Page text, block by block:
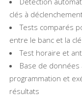
clés à
Tests comparés
entre le banc et la
Test horaire et
Base de données
programmation et
résultats